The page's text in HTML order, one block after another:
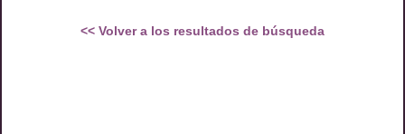
<< Volver a los resultados de búsqueda